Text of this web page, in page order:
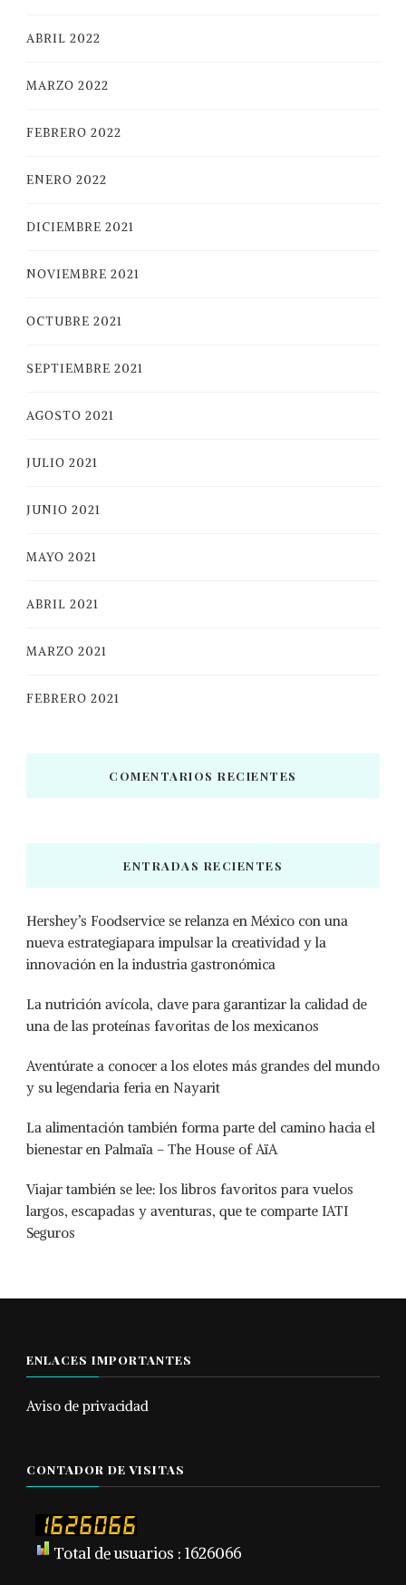
ABRIL 2022
MARZO 2022
FEBRERO 2022
ENERO 2022
DICIEMBRE 2021
NOVIEMBRE 2021
OCTUBRE 2021
SEPTIEMBRE 2021
AGOSTO 2021
JULIO 2021
JUNIO 2021
MAYO 2021
ABRIL 2021
MARZO 2021
FEBRERO 2021
COMENTARIOS RECIENTES
ENTRADAS RECIENTES
Hershey’s Foodservice se relanza en México con una
nueva estrategiapara impulsar la creatividad y la
innovación en la industria gastronómica
La nutrición avícola, clave para garantizar la calidad de
una de las proteínas favoritas de los mexicanos
Aventúrate a conocer a los elotes más grandes del mundo
y su legendaria feria en Nayarit
La alimentación también forma parte del camino hacia el
bienestar en Palmaïa – The House of AïA
Viajar también se lee: los libros favoritos para vuelos
largos, escapadas y aventuras, que te comparte IATI
Seguros
ENLACES IMPORTANTES
Aviso de privacidad
CONTADOR DE VISITAS
Total de usuarios : 1626066